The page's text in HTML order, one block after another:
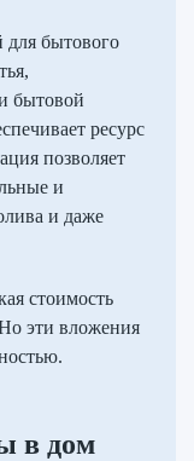
для бытового
бытовой
ресурс
позволяет
и
и даже
стоимость
эти вложения
в дом